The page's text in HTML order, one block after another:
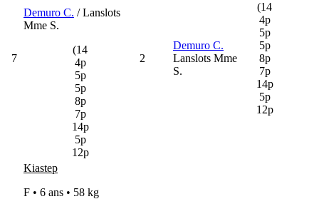
7
Demuro C. / Lanslots
Mme S.
(14
4p
5p
5p
8p
7p
14p
5p
12p
2
Demuro C.
Lanslots Mme
S.
(14
4p
5p
5p
8p
7p
14p
5p
12p
Kiastep
F • 6 ans • 58 kg